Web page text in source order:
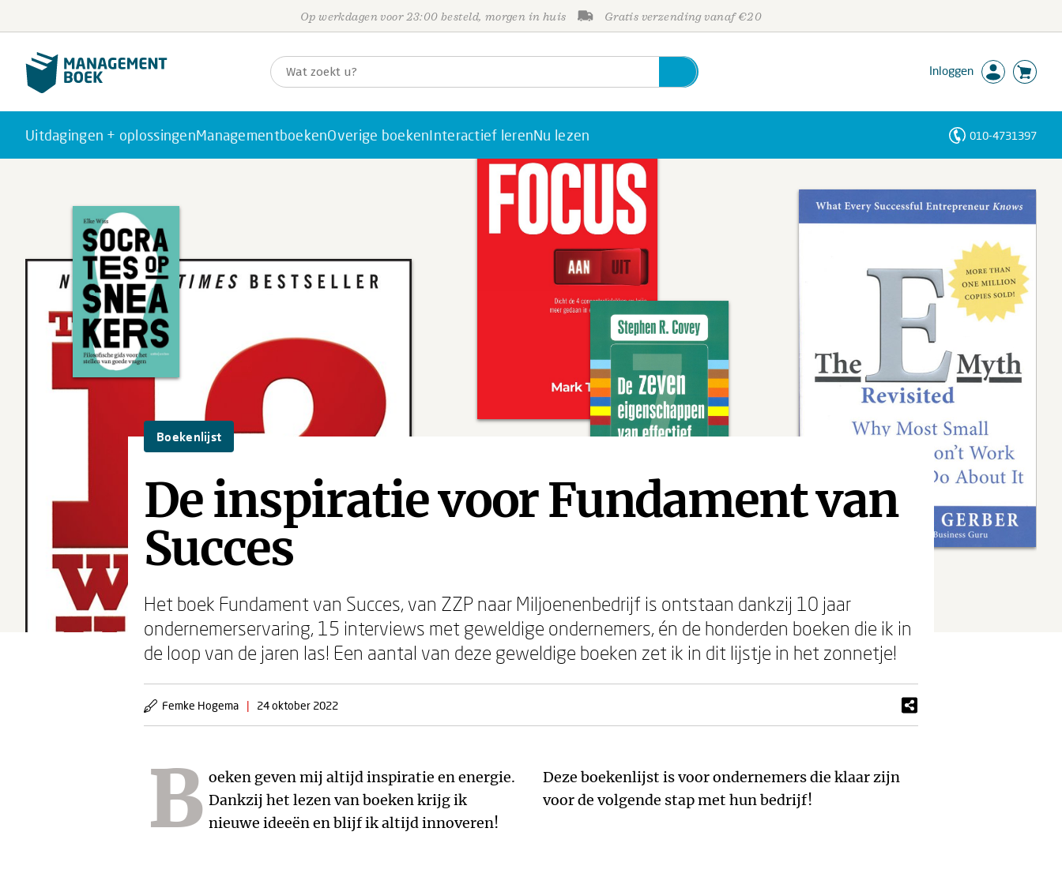
Op werkdagen voor 23:00 besteld, morgen in huis Gratis verzending vanaf €20
Inloggen
Uitdagingen + oplossingenManagementboekenOverige boekenInteractief lerenNu lezen 010-4731397
Boekenlijst
De inspiratie voor Fundament van
Succes
Het boek Fundament van Succes, van ZZP naar Miljoenenbedrijf is ontstaan dankzij 10 jaar
ondernemerservaring, 15 interviews met geweldige ondernemers, én de honderden boeken die ik in
de loop van de jaren las! Een aantal van deze geweldige boeken zet ik in dit lijstje in het zonnetje!
Femke Hogema | 24 oktober 2022
B oeken geven mij altijd inspiratie en energie.
Dankzij het lezen van boeken krijg ik
nieuwe ideeën en blijf ik altijd innoveren!
Deze boekenlijst is voor ondernemers die klaar zijn
voor de volgende stap met hun bedrijf!
Personen